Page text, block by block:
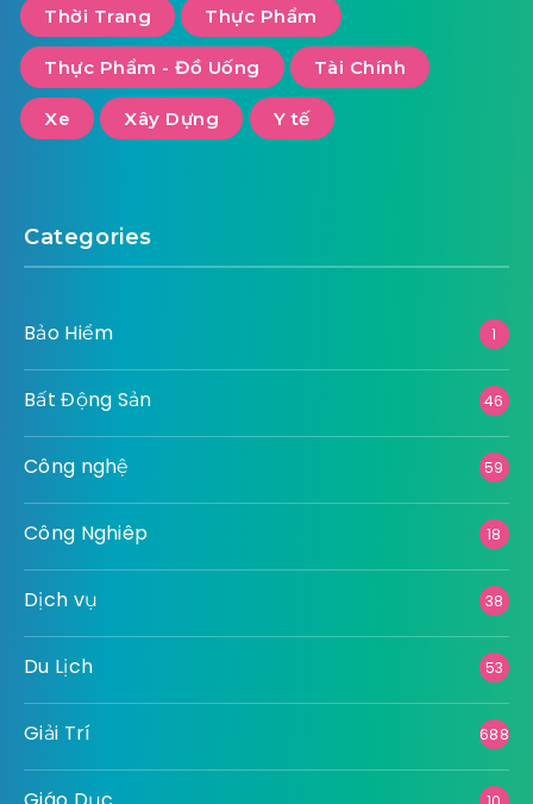
Thời Trang Thực Phẩm
Thực Phẩm - Đồ Uống Tài Chính
Xe Xây Dựng Y tế
Categories
Bảo Hiểm 1
Bất Động Sản 46
Công nghệ 59
Công Nghiêp 18
Dịch vụ 38
Du Lịch 53
Giải Trí 688